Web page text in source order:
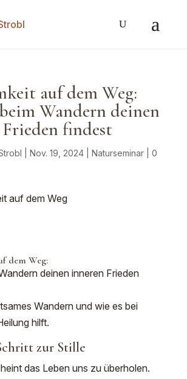
auf dem Weg:
Wandern deinen
findest
Nov. 19, 2024| Naturseminar| 0
dem Weg:
deinen inneren Frieden
Wandern und wie es bei
hilft.
zur Stille
das Leben uns zu überholen.